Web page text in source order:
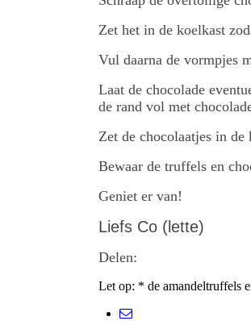
Zet het in de koelkast
Vul daarna de vormpjes
Laat de chocolade
de rand vol met
Zet de chocolaatjes in
Bewaar de truffels en
Geniet er van!
Liefs Co (lette)
Delen:
Let op: * de amandeltruffels